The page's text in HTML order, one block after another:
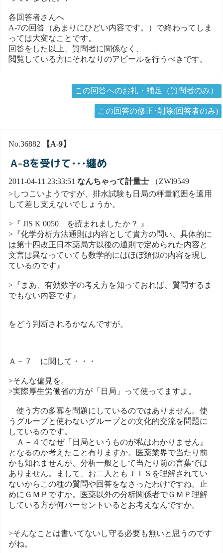
各回答者さんへ
A-7の回答（あまりにひどい内容です。）で終わってしま
っては大変なことです。
回答をした以上、質問者に関係なく、
閲覧している方にそれなりのアピールを行うべきです。
この回答へのお礼・補足（質問者のみ）
この回答の修正･削除(回答者のみ)
No.36882 【A-9】
A-8を受けて･･･纏め
2011-04-11 23:33:51 なんちゃって計量士 （ZWl9549
>しつこいようですが、排水試験も日局の秤量範囲を適用
して差し支えないでしょうか。
>『 JIS K 0050 を読まれましたか？ 』
>『化学分析方法通則は内容として貴方の問い、具体的に
は第十四改正日本薬局方以後の通則で定められた内容と
文言は異なっていても数学的にはほぼ類似の内容を現し
ているのです』
>『まあ、有効数字の考え方を知っておれば、質問するま
でもない内容です』
をどう判断されるかなんですが。
Ａ－７ に関して・・・
>そんな偏見を。
>実際厚生労働省の方が「日局」って使ってますよ。
使う方の多寡を問題にしているのではありません。使
うグループと使わないグループとの文化的交流を問題に
しているのです。
Ａ－４でなぜ『日局というものが私はわかりません』
となるのか考えたこと有りますか。医薬業界で当たり前
かも知れませんが、分析一般として当たり前の言葉では
ありません。まして、お二人ともＪＩＳを理解されてい
ないからこの種の質問や回答をなさったわけですね。止
めにＧＭＰですか。医薬以外の分析関係者でＧＭＰ理解
している方が何パーセントいるとお考えなんですか。
>そんなことは書いてないし守る必要も無いと思うのです
がね。